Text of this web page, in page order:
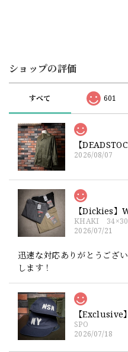
ショップの評価
すべて 601
2026/08/07
KHAKI 34×30
2026/07/21
迅速な対応ありがとうござ
します！
SPO
2026/07/18